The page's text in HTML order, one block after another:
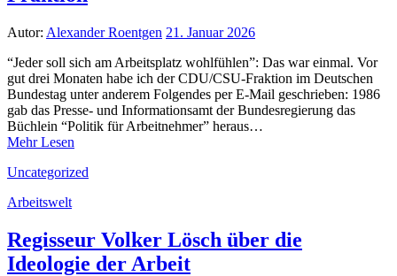
Autor: Alexander Roentgen 21. Januar 2026
“Jeder soll sich am Arbeitsplatz wohlfühlen”: Das war einmal. Vor
gut drei Monaten habe ich der CDU/CSU-Fraktion im Deutschen
Bundestag unter anderem Folgendes per E-Mail geschrieben: 1986
gab das Presse- und Informationsamt der Bundesregierung das
Büchlein “Politik für Arbeitnehmer” heraus…
Mehr Lesen
Uncategorized
Arbeitswelt
Regisseur Volker Lösch über die
Ideologie der Arbeit